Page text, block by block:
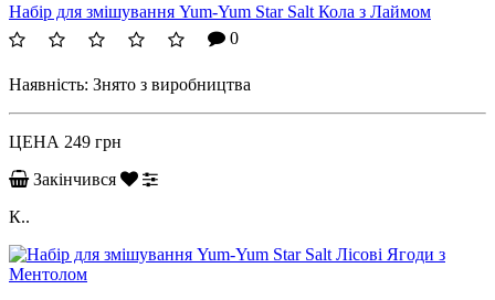
Набір для змішування Yum-Yum Star Salt Кола з Лаймом
0
Наявність: Знято з виробництва
ЦЕНА 249 грн
Закінчився
К..